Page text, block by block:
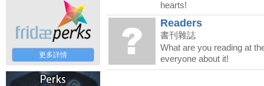
更多詳情
hearts!
Readers
書刊雜誌
What are you reading at
everyone about it!